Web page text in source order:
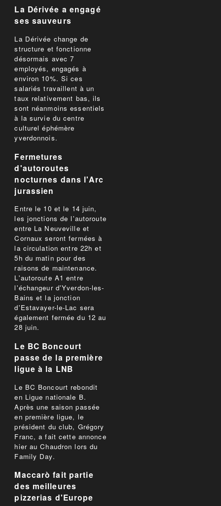
La Dérivée a engagé
ses sauveurs
La Dérivée change de
structure et fonctionne
désormais avec 7
employés, engagés à
environ 10%. Si ces
salariés travaillent à un
taux relativement bas, ils
sont néanmoins essentiels
à la survie du centre
culturel éphémère
yverdonnois.
Fermetures
d'autoroutes
nocturnes dans l'Arc
jurassien
Entre le 10 et le 14 juin,
les jonctions de l'autoroute
entre La Neuveville et
Cornaux seront fermées à
la circulation entre 22h et
5h du matin pour des
raisons de maintenance.
L'autoroute A1 entre
l'échangeur d'Yverdon-les-
Bains et la jonction
d'Estavayer-le-Lac sera
également fermée du 12 au
28 juin.
Le BC Boncourt
passe de la première
ligue à la LNB
Le BC Boncourt rebondit
en Ligue nationale B.
Après une saison passée
en première ligue, le
président du club, Grégory
Franc, a fait cette annonce
hier au Chaudron lors du
Family Day.
Maccarò fait partie
des meilleures
pizzerias d'Europe